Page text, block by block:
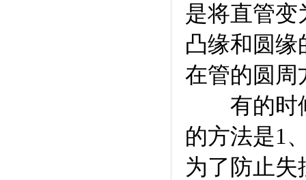
是将直管变
凸缘和圆
在管的圆周
有的时候
的方法是1
为了防止